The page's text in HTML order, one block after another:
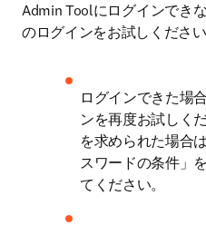
Admin Toolにログインでき
のログインをお試しください
ログインできた場
ンを再度お試しく
を求められた場合
スワードの条件」
てください。